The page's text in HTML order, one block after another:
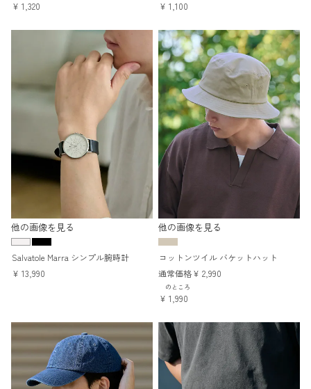
¥ 1,320 ¥ 1,100
他の画像を見る
Salvatole Marra シンプル腕時計
¥ 13,990
他の画像を見る
コットンツイル バケットハット
通常価格¥ 2,990
のところ
¥ 1,990